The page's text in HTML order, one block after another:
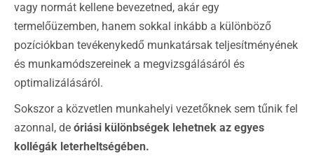
vagy normát kellene bevezetned, akár egy
termelőüzemben, hanem sokkal inkább a különböző
pozíciókban tevékenykedő munkatársak teljesítményének
és munkamódszereinek a megvizsgálásáról és
optimalizálásáról.
Sokszor a közvetlen munkahelyi vezetőknek sem tűnik fel
azonnal, de óriási különbségek lehetnek az egyes
kollégák leterheltségében.